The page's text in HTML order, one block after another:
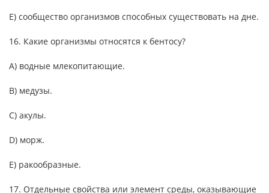
E) сообщество организмов способных существовать на дне.
16. Какие организмы относятся к бентосу?
A) водные млекопитающие.
B) медузы.
C) акулы.
D) морж.
E) ракообразные.
17. Отдельные свойства или элемент среды, оказывающие